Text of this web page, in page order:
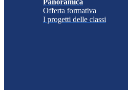
Panoramica
Offerta formativa
I progetti delle classi